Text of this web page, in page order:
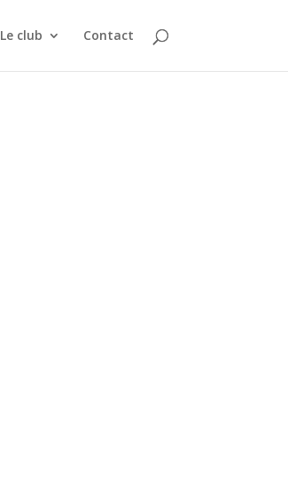
Le club Contact